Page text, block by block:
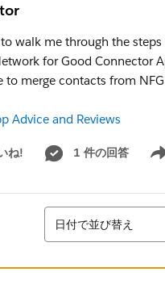
walk me through the steps
for Good Connector
to merge contacts from
Advice and Reviews
ね! 1 件の回答
並び替え
日付で並び替え